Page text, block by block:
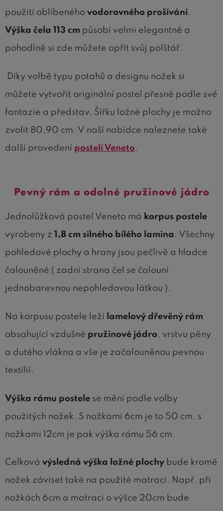
použití oblíbeného vodorovného prošívání.
Výška čela 113 cm působí velmi elegantně a
pohodlně si zde můžete opřít svůj polštář.
Díky volbě typu potahů a designu nožek si
můžete vytvořit originální postel přesně podle své
fantazie a představ. Šířku ložné plochy je možno
zvolit 80,90 cm. V naší nabídce naleznete také
další provedení postelí Veneto.
Pevný rám a odolné pružinové jádro
Jednolůžková postel Veneto má korpus postele
vyrobeny z 1,8 cm silného bílého lamina . Všechny
pohledové plochy a hrany jsou pečlivě a hladce
čalouněné ( zadní strana čel se čalouní
jednobarevnou nepohledovou látkou ).
Na korpusu postele leží
lamelový dřevěný rám
obsahující vzdušné pružinové jádro, vrstvu pěny
a dutého vlákna a vše je začalouněnou pevnou
textílií.
Výška rámu postele se mění podle volby
použitých nožek. S nožkami 6cm je to 50 cm, s
nožkami 12cm je pak výška rámu 56 cm.
Celková výsledná výška ložné plochy bude kromě
nožek záviset také na použité matraci. Např. při
nožkách 6cm a matraci o výšce 20cm bude